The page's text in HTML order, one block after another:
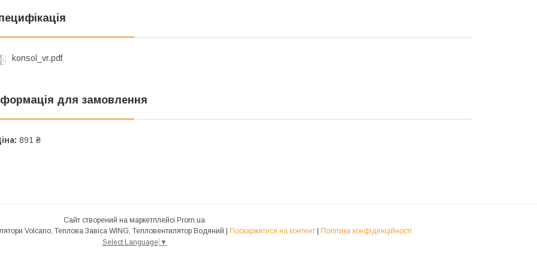
konsol_vr.pdf
для замовлення
891 ₴
Сайт створений на маркетплейсі Prom.ua
Поскаржитися на контент
Політика конфіденційності
Select Language ▼